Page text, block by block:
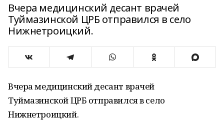
Вчера медицинский десант врачей
Туймазинской ЦРБ отправился в село
Нижнетроицкий.
Вчера медицинский десант врачей
Туймазинской ЦРБ отправился в село
Нижнетроицкий.